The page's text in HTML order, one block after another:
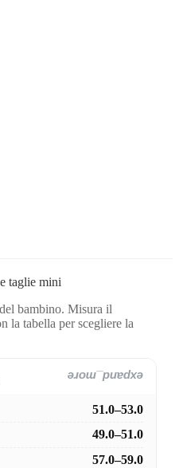
bambino. Misura il
la tabella per scegliere la
expand_more
51.0–53.0
49.0–51.0
57.0–59.0